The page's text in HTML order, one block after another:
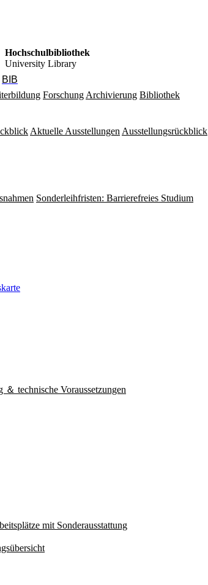
Hochschulbibliothek
University Library
BIB
Forschung Archivierung Bibliothek
Aktuelle Ausstellungen Ausstellungsrückblick
Sonderleihfristen: Barrierefreies Studium
＆ technische Voraussetzungen
mit Sonderausstattung